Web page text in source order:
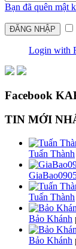
Bạn đã quên mật
Login with
Facebook
TIN MỚI
Tuấn Thành
Tuấn Thành
Bảo Khánh
Bảo Khánh